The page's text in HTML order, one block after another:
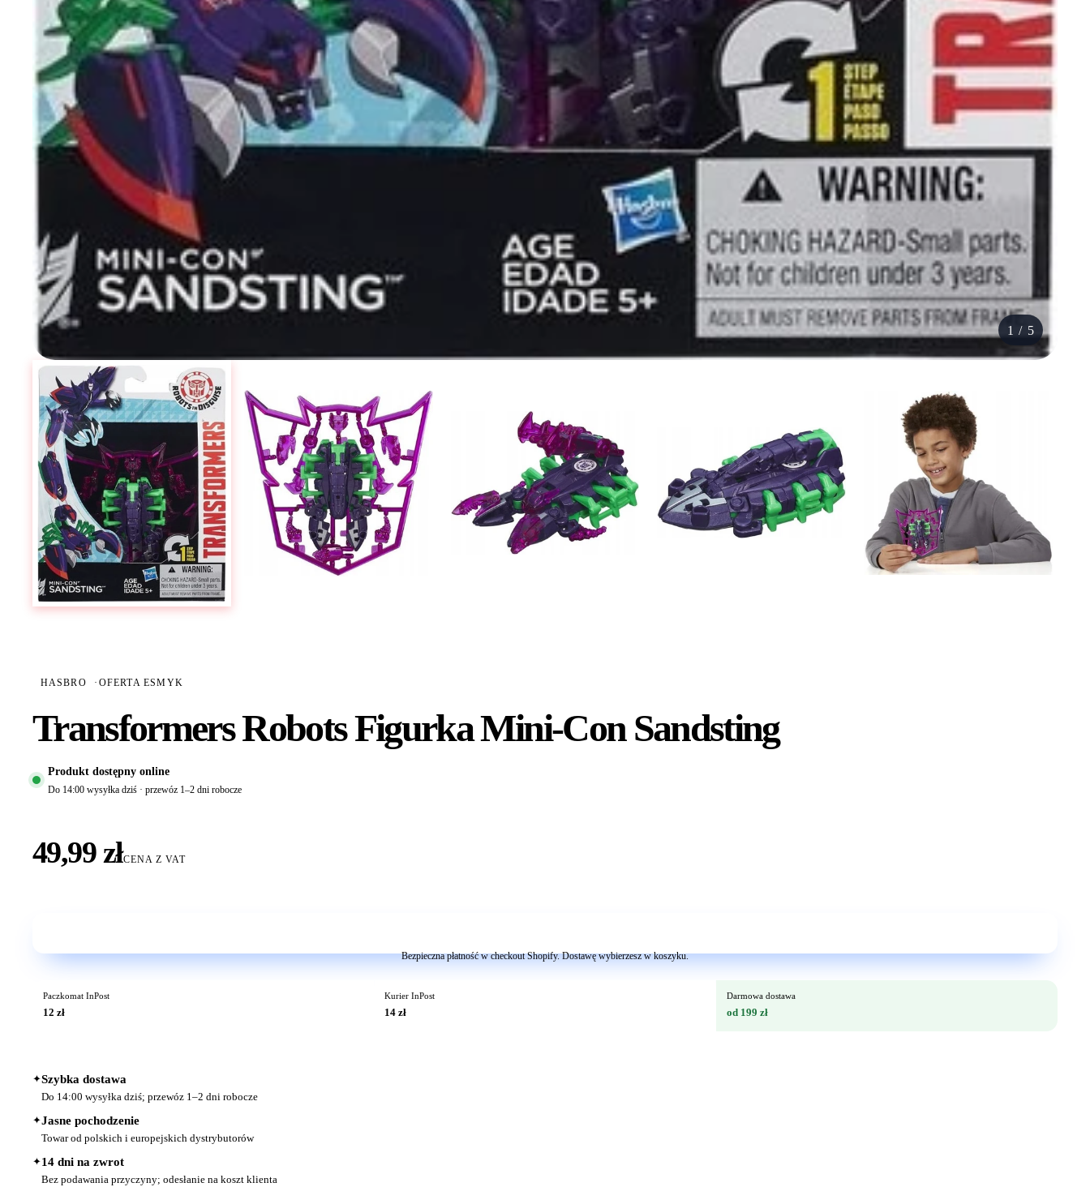
1 / 5
HASBRO · OFERTA ESMYK
Transformers Robots Figurka Mini-Con Sandsting
Produkt dostępny online
Do 14:00 wysyłka dziś · przewóz 1–2 dni robocze
49,99 złCENA Z VAT
Bezpieczna płatność w checkout Shopify. Dostawę wybierzesz w koszyku.
Paczkomat InPost
12 zł
Kurier InPost
14 zł
Darmowa dostawa
od 199 zł
✦Szybka dostawa
Do 14:00 wysyłka dziś; przewóz 1–2 dni robocze
✦Jasne pochodzenie
Towar od polskich i europejskich dystrybutorów
✦14 dni na zwrot
Bez podawania przyczyny; odesłanie na koszt klienta